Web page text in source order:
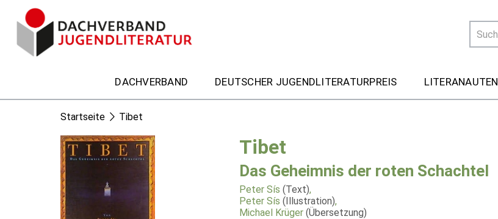
DACHVERBAND DEUTSCHER JUGENDLITERATURPREIS LITERANAUTEN
Startseite Tibet
Tibet
Das Geheimnis der roten Schachtel
Peter Sís (Text),
Peter Sís (Illustration),
Michael Krüger (Übersetzung)